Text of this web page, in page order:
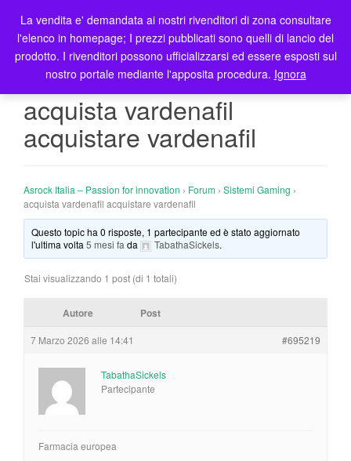
T
o
g
l
a
i
acquista vardenafil
acquistare vardenafil
Asrock Italia – Passion for innovation › Forum › Sistemi Gaming ›
acquista vardenafil acquistare vardenafil
Questo topic ha 0 risposte, 1 partecipante ed è stato aggiornato
l'ultima volta5 mesi fa da TabathaSickels.
Stai visualizzando 1 post (di 1 totali)
Autore Post
7 Marzo 2026 alle 14:41 #695219
TabathaSickels
Partecipante
Farmacia europea
La vendita e' demandata ai nostri rivenditori di zona consultare
l'elenco in homepage; I prezzi pubblicati sono quelli di lancio del
prodotto. I rivenditori possono ufficializzarsi ed essere esposti sul
nostro portale mediante l'apposita procedura. Ignora